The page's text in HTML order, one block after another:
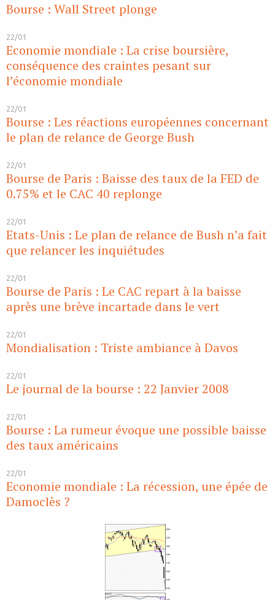
Bourse : Wall Street plonge
22/01
Economie mondiale : La crise boursière,
conséquence des craintes pesant sur
l’économie mondiale
22/01
Bourse : Les réactions européennes concernant
le plan de relance de George Bush
22/01
Bourse de Paris : Baisse des taux de la FED de
0.75% et le CAC 40 replonge
22/01
Etats-Unis : Le plan de relance de Bush n’a fait
que relancer les inquiétudes
22/01
Bourse de Paris : Le CAC repart à la baisse
après une brève incartade dans le vert
22/01
Mondialisation : Triste ambiance à Davos
22/01
Le journal de la bourse : 22 Janvier 2008
22/01
Bourse : La rumeur évoque une possible baisse
des taux américains
22/01
Economie mondiale : La récession, une épée de
Damoclès ?